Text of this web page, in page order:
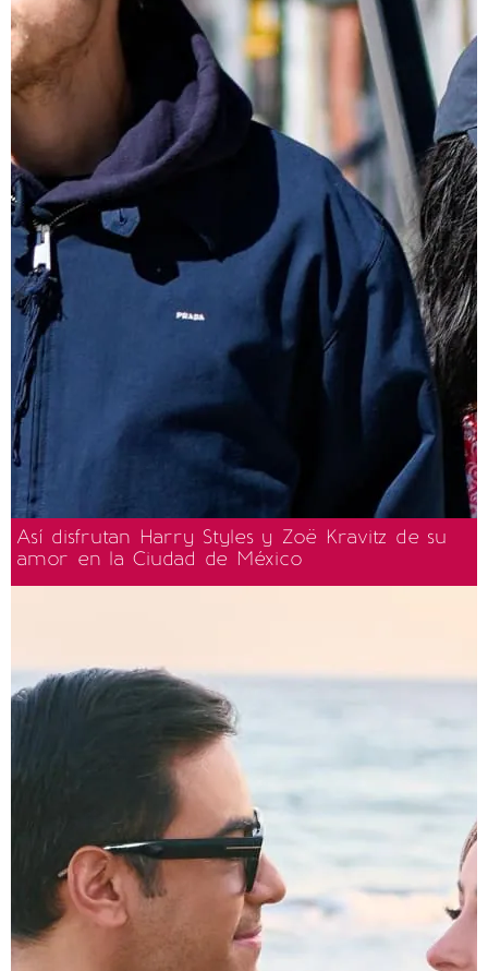
Así disfrutan Harry Styles y Zoë Kravitz de su
amor en la Ciudad de México